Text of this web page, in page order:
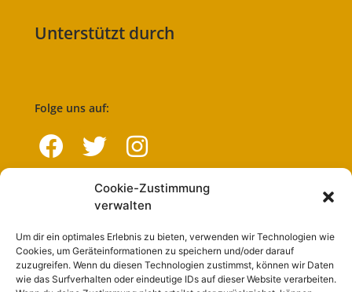
Cookie-Zustimmung
verwalten
Um dir ein optimales Erlebnis zu bieten, verwenden wir Technologien wie
Cookies, um Geräteinformationen zu speichern und/oder darauf
zuzugreifen. Wenn du diesen Technologien zustimmst, können wir Daten
wie das Surfverhalten oder eindeutige IDs auf dieser Website verarbeiten.
Unterstützt durch
Folge uns auf:
Navigation
Start
Nutzungsbedingungen